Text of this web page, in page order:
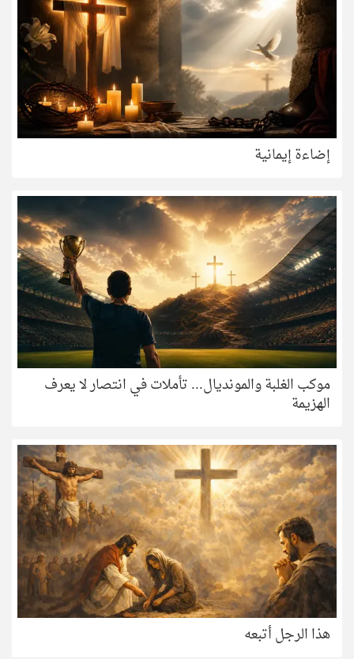
إضاءة إيمانية
موكب الغلبة والمونديال... تأملات في انتصار لا يعرف
الهزيمة
هذا الرجل أتبعه